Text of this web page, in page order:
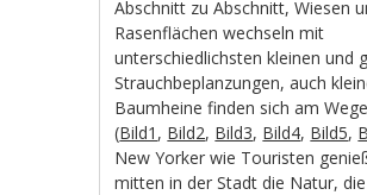
Abschnitt zu Abschnitt, Wiesen
Rasenflächen wechseln mit
unterschiedlichsten kleinen und
Strauchbeplanzungen, auch
Baumheine finden sich am
(Bild1 , Bild2, Bild3, Bild4, Bild5,
New Yorker wie Touristen
mitten in der Stadt die Natur, die